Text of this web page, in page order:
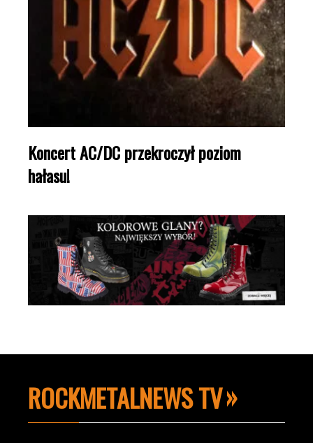
Koncert AC/DC przekroczył poziom
hałasu!
ROCKMETALNEWS TV